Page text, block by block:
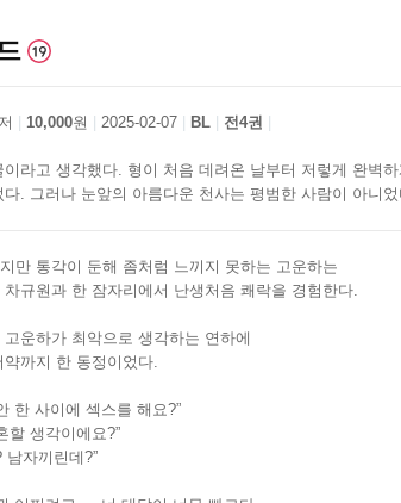
저 10,000원 2025-02-07 BL 전4권
이라고 생각했다. 형이 처음 데려온 날부터 저렇게 완벽
다. 그러나 눈앞의 아름다운 천사는 평범한 사람이 아니었
만 통각이 둔해 좀처럼 느끼지 못하는 고운하는
규원과 한 잠자리에서 난생처음 쾌락을 경험한다.
운하가 최악으로 생각하는 연하에
약까지 한 동정이었다.
한 사이에 섹스를 해요?”
할 생각이에요?”
남자끼린데?”